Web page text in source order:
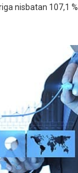
nisbatan 107,1